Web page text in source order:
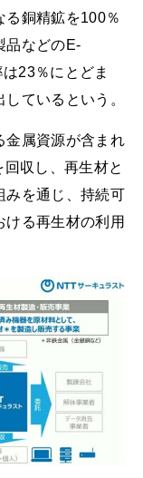
る銅精鉱を100％
品などのE-
23％にとどま
ているという。
金属資源が含まれ
収し、再生材と
みを通じ、持続可
る再生材の利用